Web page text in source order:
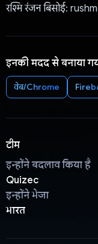
रश्मि रंजन बिसोई:
इनकी मदद से बनाया
वेब/Chrome
टीम
इन्होंने बदलाव किया है
Quizec
इन्होंने भेजा
भारत